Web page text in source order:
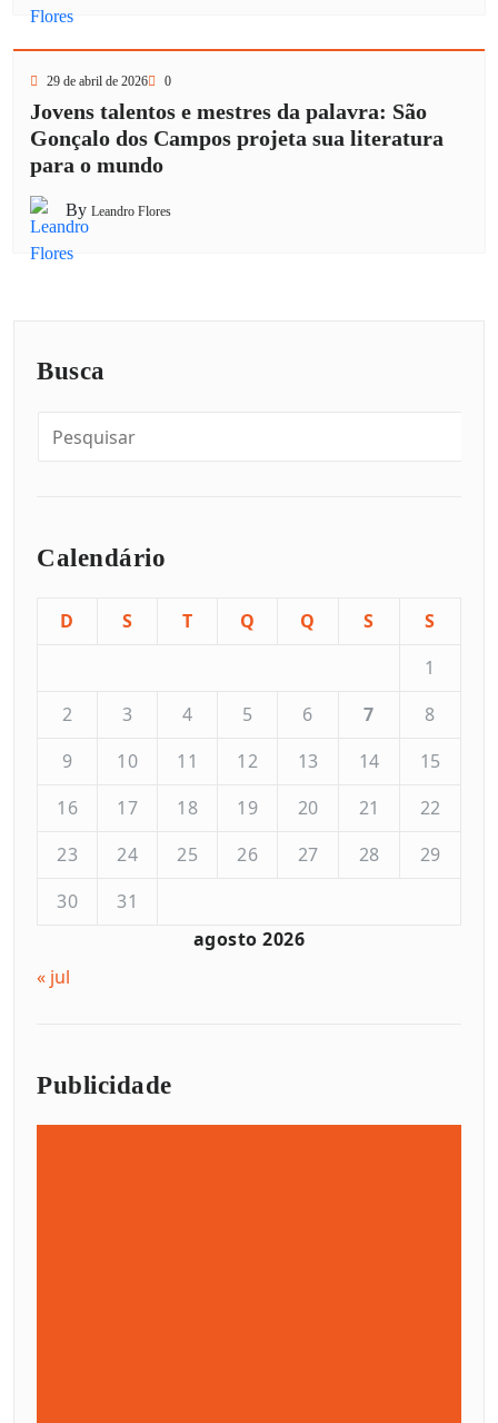
29 de abril de 2026 0
Jovens talentos e mestres da palavra: São
Gonçalo dos Campos projeta sua literatura
para o mundo
By Leandro Flores
Busca
Calendário
agosto 2026
D S T Q Q S
S
1
2
3 4 5 6 7
8
9
10 11 12 13 14
15
16
17 18 19 20 21
22
23
24 25 26 27 28
29
30
31
« jul
Publicidade